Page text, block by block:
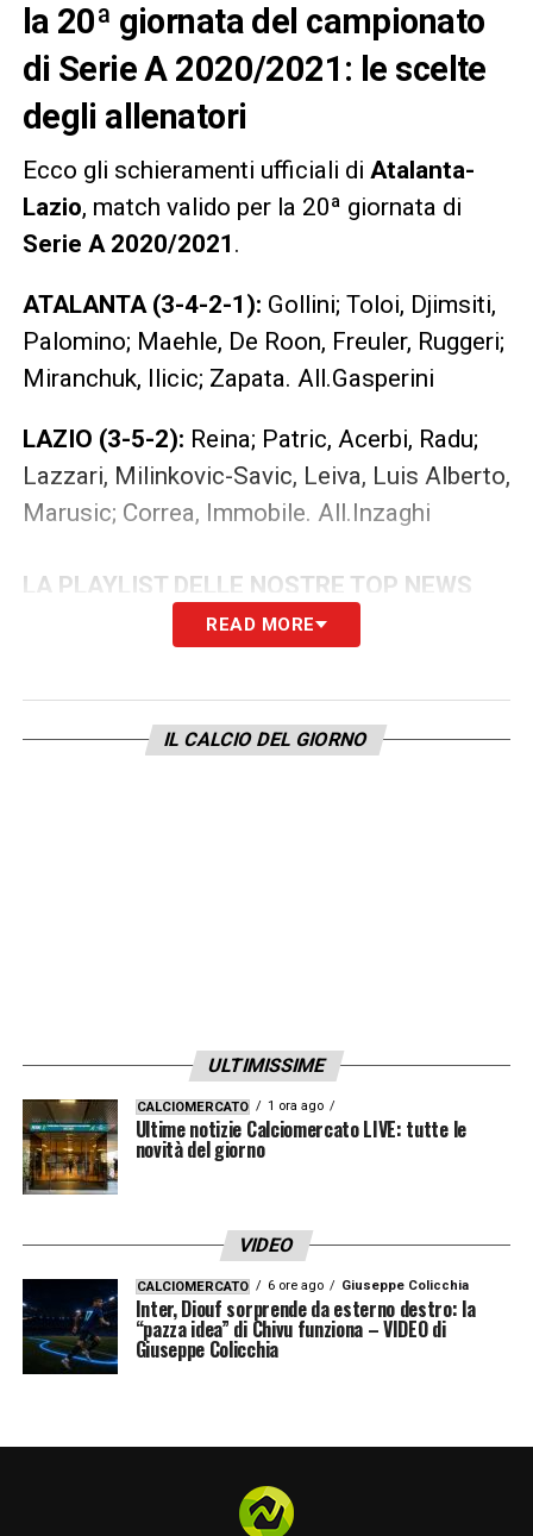
la 20ª giornata del campionato
di Serie A 2020/2021: le scelte
degli allenatori
Ecco gli schieramenti ufficiali di Atalanta-
Lazio, match valido per la 20ª giornata di
Serie A 2020/2021 .
ATALANTA (3-4-2-1): Gollini; Toloi, Djimsiti,
Palomino; Maehle, De Roon, Freuler, Ruggeri;
Miranchuk, Ilicic; Zapata. All.Gasperini
LAZIO (3-5-2): Reina; Patric, Acerbi, Radu;
Lazzari, Milinkovic-Savic, Leiva, Luis Alberto,
Marusic; Correa, Immobile. All.Inzaghi
LA PLAYLIST DELLE NOSTRE TOP NEWS
READ MORE
IL CALCIO DEL GIORNO
ULTIMISSIME
CALCIOMERCATO 1 ora ago
Ultime notizie Calciomercato LIVE: tutte le
novità del giorno
VIDEO
CALCIOMERCATO 6 ore ago Giuseppe Colicchia
Inter, Diouf sorprende da esterno destro: la
“pazza idea” di Chivu funziona – VIDEO di
Giuseppe Colicchia